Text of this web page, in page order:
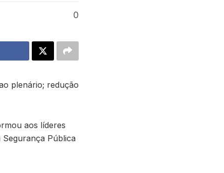
0
plenário; redução
aos líderes
Segurança Pública